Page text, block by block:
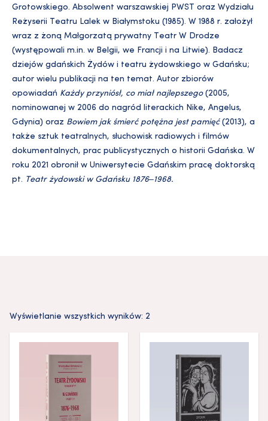
Grotowskiego. Absolwent warszawskiej PWST oraz Wydziału
Reżyserii Teatru Lalek w Białymstoku (1985). W 1988 r. założył
wraz z żoną Małgorzatą prywatny Teatr W Drodze
(występowali m.in. w Belgii, we Francji i na Litwie). Badacz
dziejów gdańskich Żydów i teatru żydowskiego w Gdańsku;
autor wielu publikacji na ten temat. Autor zbiorów
opowiadań Każdy przyniósł, co miał najlepszego(2005,
nominowanej w 2006 do nagród literackich Nike, Angelus,
Gdynia) oraz Bowiem jak śmierć potężna jest pamięć(2013), a
także sztuk teatralnych, słuchowisk radiowych i filmów
dokumentalnych, prac publicystycznych o historii Gdańska. W
roku 2021 obronił w Uniwersytecie Gdańskim pracę doktorską
pt. Teatr żydowski w Gdańsku 1876‒1968.
Wyświetlanie wszystkich wyników: 2